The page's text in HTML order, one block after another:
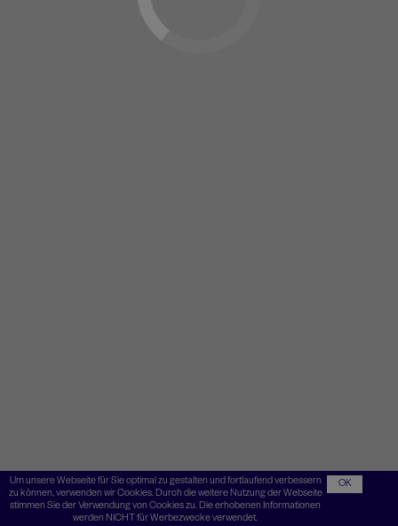
Um unsere Webseite für Sie optimal zu gestalten und fortlaufend verbessern
zu können, verwenden wir Cookies. Durch die weitere Nutzung der Webseite
stimmen Sie der Verwendung von Cookies zu. Die erhobenen Informationen
werden NICHT für Werbezwecke verwendet.
OK